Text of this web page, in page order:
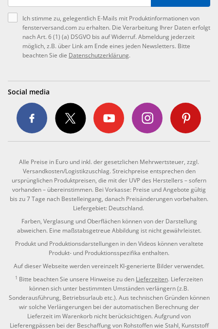
Ich stimme zu, gelegentlich E-Mails mit Produktinformationen von
fensterversand.com zu erhalten. Die Verarbeitung Ihrer Daten erfolgt
nach Art. 6 (1) (a) DSGVO bis auf Widerruf. Abmeldung jederzeit
möglich, z.B. über Link am Ende eines jeden Newsletters. Bitte
beachten Sie die Datenschutzerklärung.
Social media
Alle Preise in Euro und inkl. der gesetzlichen Mehrwertsteuer, zzgl.
Versandkosten/Logistikzuschlag. Streichpreise entsprechen den
ursprünglichen Produktpreisen, die mit der UVP des Herstellers – sofern
vorhanden – übereinstimmen. Bei Vorkasse: Preise und Angebote gültig
bis zu 7 Tage nach Bestelleingang, danach Preisänderungen vorbehalten.
Liefergebiet: Deutschland.
Farben, Verglasung und Oberflächen können von der Darstellung
abweichen. Eine maßstabsgetreue Abbildung ist nicht gewährleistet.
Produkt und Produktionsdarstellungen in den Videos können veraltete
Produkt- und Produktionsspezifika enthalten.
Auf dieser Webseite werden vereinzelt KI-generierte Bilder verwendet.
1 Bitte beachten Sie unsere Hinweise zu den Lieferzeiten. Lieferzeiten
können sich unter bestimmten Umständen verlängern (z.B.
Sonderausführung, Betriebsurlaub etc.). Aus technischen Gründen können
wir solche Verlängerungen bei der automatischen Berechnung der
Lieferzeit im Warenkorb nicht berücksichtigen. Aufgrund von
Lieferengpässen bei der Beschaffung von Rohstoffen wie Stahl, Kunststoff